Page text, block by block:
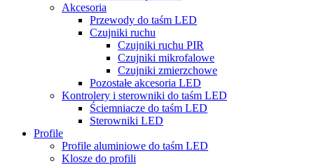
Akcesoria
Przewody do taśm LED
Czujniki ruchu
Czujniki ruchu PIR
Czujniki mikrofalowe
Czujniki zmierzchowe
Pozostałe akcesoria LED
Kontrolery i sterowniki do taśm LED
Ściemniacze do taśm LED
Sterowniki LED
Profile
Profile aluminiowe do taśm LED
Klosze do profili